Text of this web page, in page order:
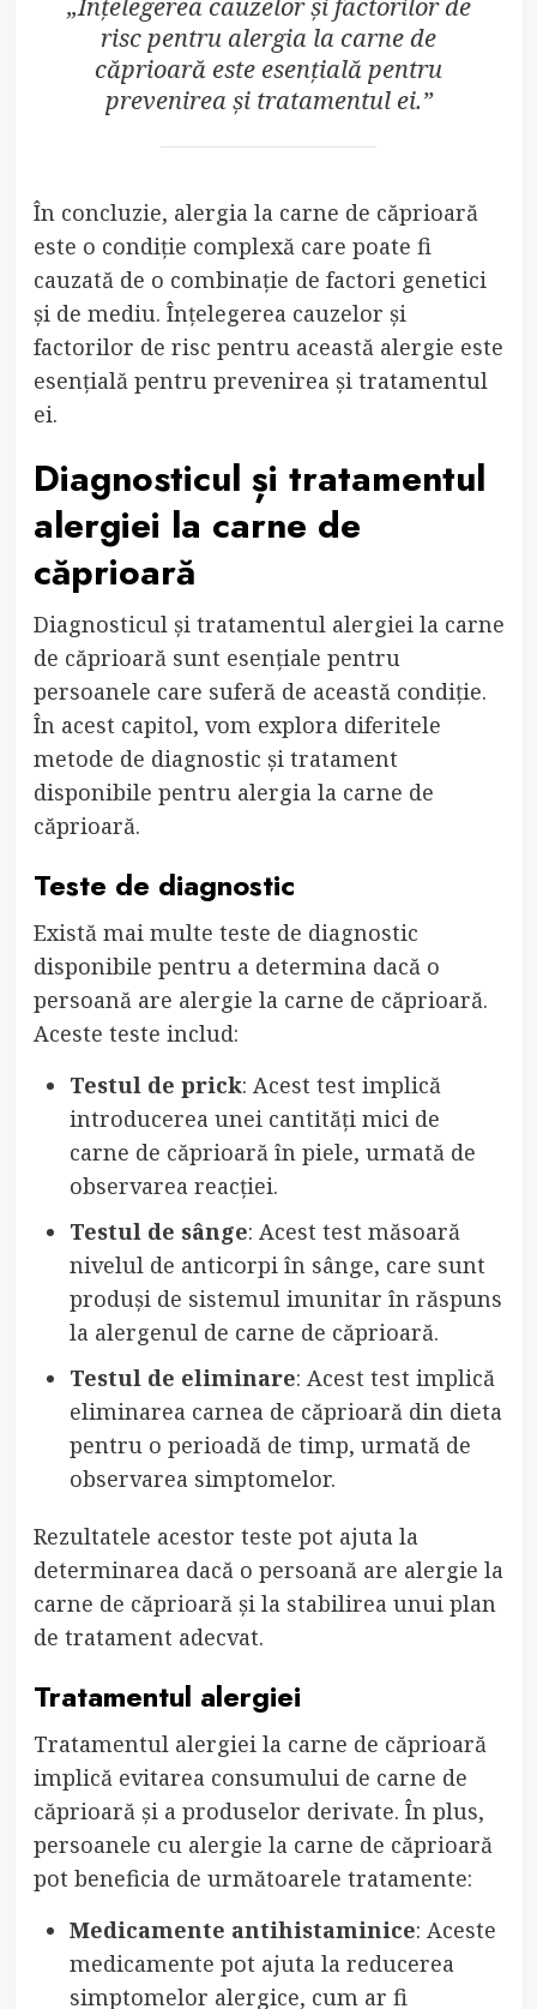
risc pentru alergia la carne de
căprioară este esențială pentru
prevenirea și tratamentul ei.”
În concluzie, alergia la carne de căprioară
este o condiție complexă care poate fi
cauzată de o combinație de factori genetici
și de mediu. Înțelegerea cauzelor și
factorilor de risc pentru această alergie este
esențială pentru prevenirea și tratamentul
ei.
Diagnosticul și tratamentul
alergiei la carne de
căprioară
Diagnosticul și tratamentul alergiei la carne
de căprioară sunt esențiale pentru
persoanele care suferă de această condiție.
În acest capitol, vom explora diferitele
metode de diagnostic și tratament
disponibile pentru alergia la carne de
căprioară.
Teste de diagnostic
Există mai multe teste de diagnostic
disponibile pentru a determina dacă o
persoană are alergie la carne de căprioară.
Aceste teste includ:
Testul de prick: Acest test implică
introducerea unei cantități mici de
carne de căprioară în piele, urmată de
observarea reacției.
Testul de sânge: Acest test măsoară
nivelul de anticorpi în sânge, care sunt
produși de sistemul imunitar în răspuns
la alergenul de carne de căprioară.
Testul de eliminare: Acest test implică
eliminarea carnea de căprioară din dieta
pentru o perioadă de timp, urmată de
observarea simptomelor.
Rezultatele acestor teste pot ajuta la
determinarea dacă o persoană are alergie la
carne de căprioară și la stabilirea unui plan
de tratament adecvat.
Tratamentul alergiei
Tratamentul alergiei la carne de căprioară
implică evitarea consumului de carne de
căprioară și a produselor derivate. În plus,
persoanele cu alergie la carne de căprioară
pot beneficia de următoarele tratamente:
Medicamente antihistaminice: Aceste
medicamente pot ajuta la reducerea
simptomelor alergice, cum ar fi